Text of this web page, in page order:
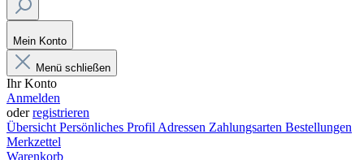
Mein Konto
Menü schließen
Ihr Konto
Anmelden
oderregistrieren
Übersicht Persönliches Profil Adressen Zahlungsarten Bestellungen
Merkzettel
Warenkorb